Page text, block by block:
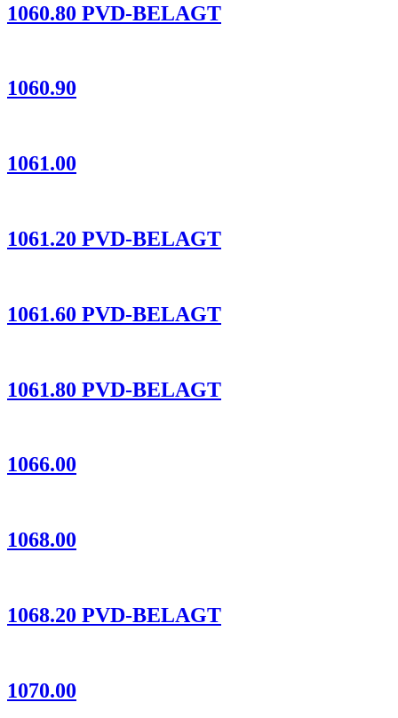
1060.80 PVD-BELAGT
1060.90
1061.00
1061.20 PVD-BELAGT
1061.60 PVD-BELAGT
1061.80 PVD-BELAGT
1066.00
1068.00
1068.20 PVD-BELAGT
1070.00